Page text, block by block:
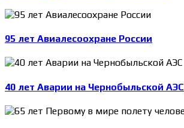
95 лет Авиалесоохране России
40 лет Аварии на Чернобыльской АЭС